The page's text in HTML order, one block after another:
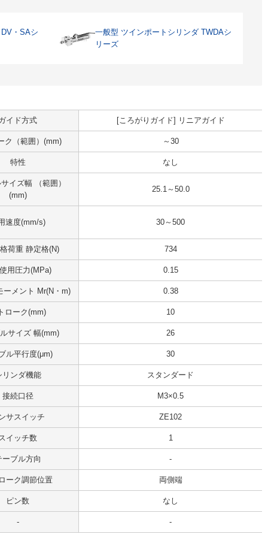
・SAシ
一般型 ツインポートシリンダ TWDAシ
リーズ
イド方式 [ころがりガイド] リニアガイド
ク（範囲）(mm) ～30
特性 なし
イズ幅 （範囲）
(mm)
25.1～50.0
速度(mm/s) 30～500
荷重 静定格(N) 734
用圧力(MPa) 0.15
ーメント Mr(N・m) 0.38
ローク(mm) 10
サイズ 幅(mm) 26
ル平行度(μm) 30
リンダ機能 スタンダード
接続口径 M3×0.5
サスイッチ ZE102
イッチ数 1
ーブル方向 -
ーク調節位置 両側端
ピン数 なし
- -